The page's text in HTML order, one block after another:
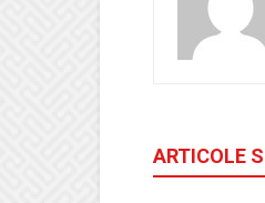
ARTICOLE